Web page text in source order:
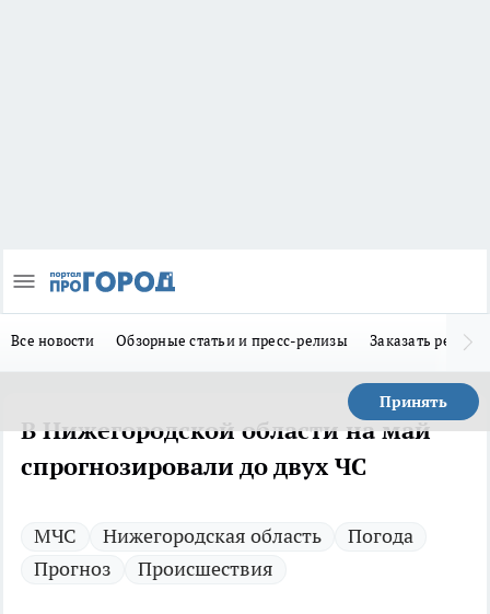
Все новости Обзорные статьи и пресс-релизы Заказать
Принять
В Нижегородской области на май
спрогнозировали до двух ЧС
МЧС Нижегородская область
Погода
Прогноз
Происшествия